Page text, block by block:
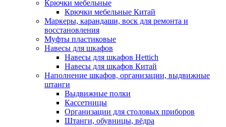
Крючки мебельные
Крючки мебельные Китай
Маркеры, карандаши, воск для ремонта и
восстановления
Муфты пластиковые
Навесы для шкафов
Навесы для шкафов Hettich
Навесы для шкафов Китай
Наполнение шкафов, организации, выдвижные
штанги
Выдвижные полки
Кассетницы
Организации для столовых приборов
Штанги, обувницы, вёдра